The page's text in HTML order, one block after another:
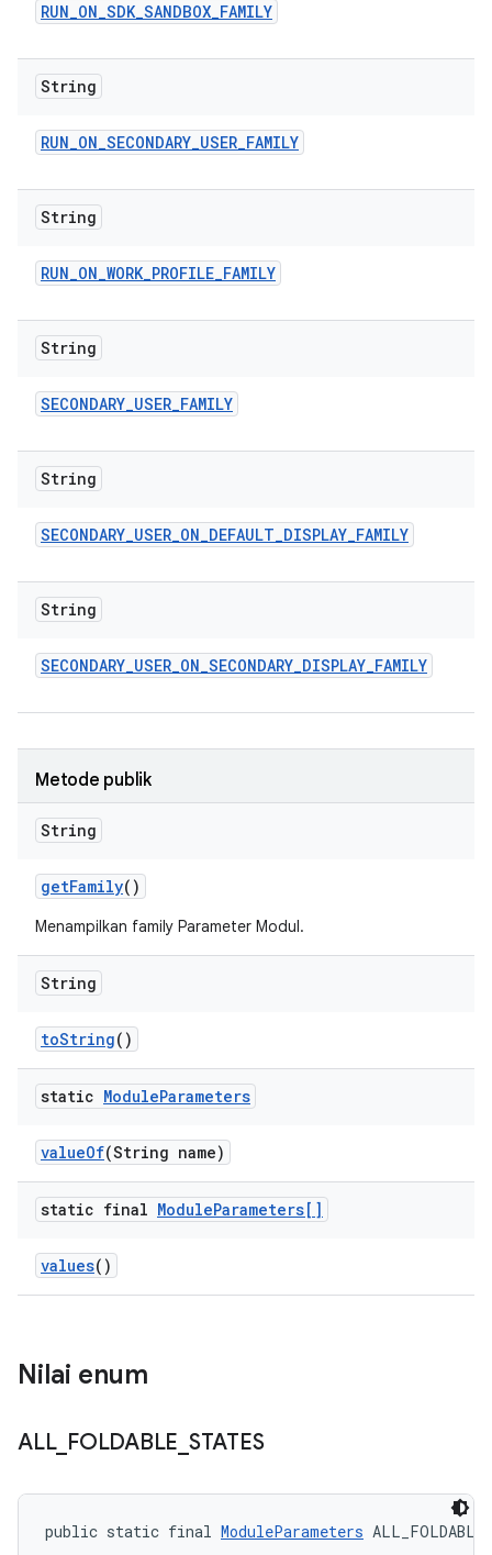
RUN_ON_SDK_SANDBOX_FAMILY
String
RUN_ON_SECONDARY_USER_FAMILY
String
RUN_ON_WORK_PROFILE_FAMILY
String
SECONDARY_USER_FAMILY
String
SECONDARY_USER_ON_DEFAULT_DISPLAY_FAMILY
String
SECONDARY_USER_ON_SECONDARY_DISPLAY_FAMILY
Metode publik
String
getFamily()
Menampilkan family Parameter Modul.
String
toString()
static ModuleParameters
valueOf(String name)
static final ModuleParameters[]
values()
Nilai enum
ALL_ FOLDABLE STATES
public static final ModuleParameters